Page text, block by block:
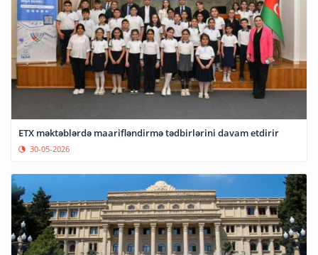
ETX məktəblərdə maarifləndirmə tədbirlərini davam etdirir
30-05-2026